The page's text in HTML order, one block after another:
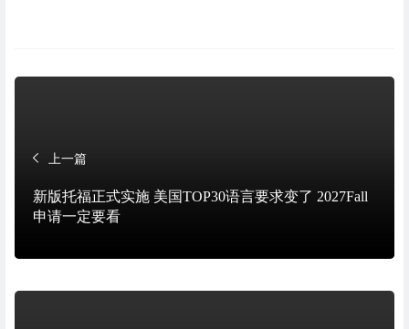
上一篇
新版托福正式实施 美国TOP30语言要求变了 2027Fall
申请一定要看